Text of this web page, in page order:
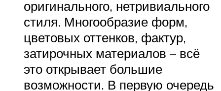
оригинального, нетривиального
стиля. Многообразие форм,
цветовых оттенков, фактур,
затирочных материалов – всё
это открывает большие
возможности. В первую очередь